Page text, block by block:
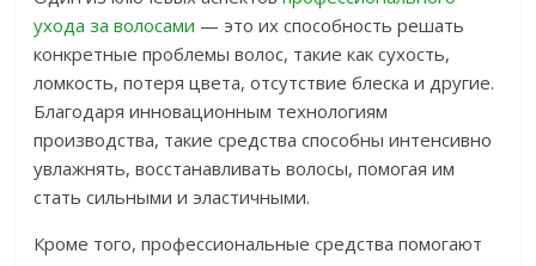
ухода за волосами — это их способность решать
конкретные проблемы волос, такие как сухость,
ломкость, потеря цвета, отсутствие блеска и другие.
Благодаря инновационным технологиям
производства, такие средства способны интенсивно
увлажнять, восстанавливать волосы, помогая им
стать сильными и эластичными.
Кроме того, профессиональные средства помогают